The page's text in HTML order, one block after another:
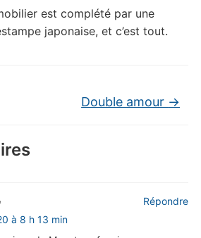
est complété par une
japonaise, et c’est tout.
Double amour →
à 8 h 13 min
Répondre